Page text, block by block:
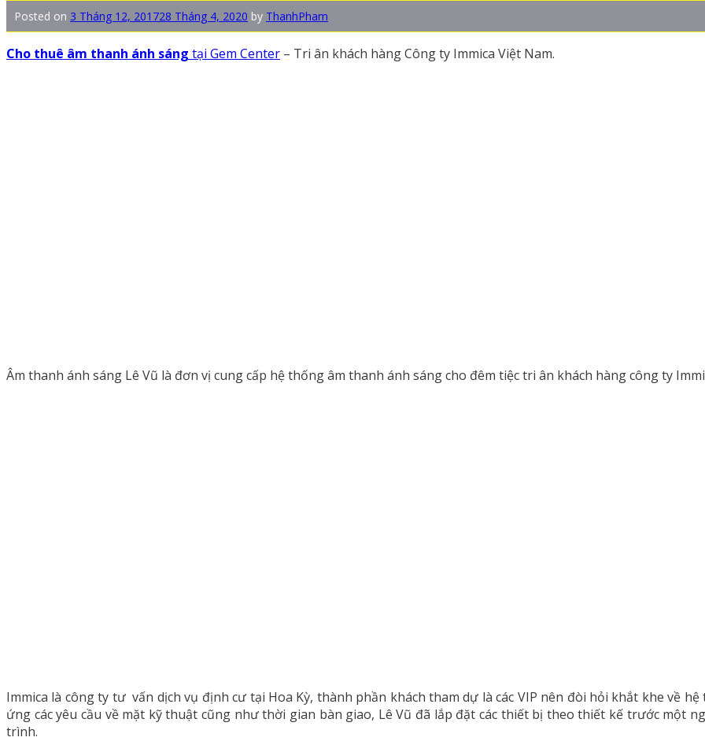
Posted on 3 Tháng 12, 201728 Tháng 4, 2020 by ThanhPham
Cho thuê âm thanh ánh sáng tại Gem Center – Tri ân khách hàng Công ty Immica Việt Nam.
Âm thanh ánh sáng Lê Vũ là đơn vị cung cấp hệ thống âm thanh ánh sáng cho đêm tiệc tri ân khách hàng công ty
Immica là công ty tư vấn dịch vụ định cư tại Hoa Kỳ, thành phần khách tham dự là các VIP nên đòi hỏi khắt khe về
ứng các yêu cầu về mặt kỹ thuật cũng như thời gian bàn giao, Lê Vũ đã lắp đặt các thiết bị theo thiết kế trước một
trình.